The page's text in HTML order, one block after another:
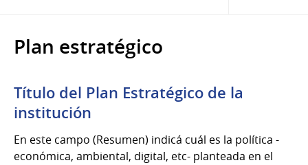
Plan estratégico
Título del Plan Estratégico de la
institución
En este campo (Resumen) indicá cuál es la política -
económica, ambiental, digital, etc- planteada en el